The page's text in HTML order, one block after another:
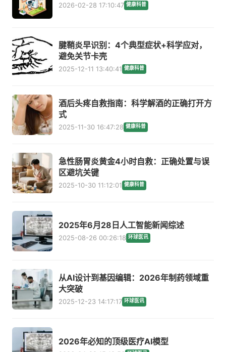
2026-02-28 17:10:47 健康科普
腱鞘炎早识别：4个典型症状+科学应对，
避免关节卡壳
2025-12-11 13:40:41 健康科普
酒后头疼自救指南：科学解酒的正确打开方
式
2025-11-30 16:47:28 健康科普
急性肠胃炎黄金4小时自救：正确处置与误
区避坑关键
2025-10-30 11:12:01 健康科普
2025年6月28日人工智能新闻综述
2025-08-26 00:26:18 环球医讯
从AI设计到基因编辑：2026年制药领域重
大突破
2025-12-23 14:17:17 环球医讯
2026年必知的顶级医疗AI模型